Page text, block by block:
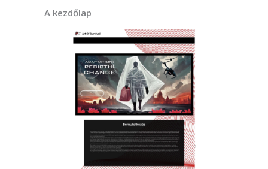
A kezdőlap